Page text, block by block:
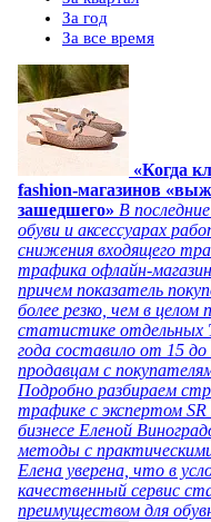
За год
За все время
«Когда
fashion-магазинов
зашедшего» В
обуви и аксессуарах
снижения входящего
трафика офлайн-
причем показатель
более резко, чем в
статистике отдельных
года составило от 15
продавцам с
Подробно разбираем
трафике с экспертом
бизнесе Еленой
методы с
Елена уверена, что в
качественный сервис
преимуществом для